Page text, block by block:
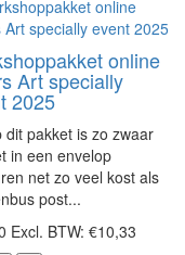
online
Art specially
2025
dit pakket is zo zwaar
in een envelop
net zo veel kost als
post...
Excl. BTW: €10,33